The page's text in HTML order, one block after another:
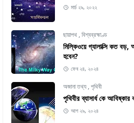
মার্চ ২৯, ২০২২
ছায়াপথ ,বিশ্বব্রহ্মাণ্ড
মিল্কিওয়ে গ্যালাক্সি কত
হবেন?
ফেব ২৪, ২০২৪
অজানা তথ্য ,পৃথিবী
পৃথিবীর ব্যাসার্ধ কে আবিষ্কার
আগ ২৯, ২০২৪